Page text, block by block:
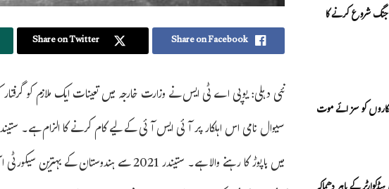
Share on Facebook
Share on Twitter
نئی دہلی: یوپی اے ٹی ایس نے وزارت خارجہ میں تعینات ایک ملازم کو
سیوال نامی اس اہلکار پر آئی ایس آئی کے لیے کام کرنے کا الزام ہے۔
میں ہاپوڑ کا رہنے والا ہے۔ ستیندر 2021 سے ہندوستان کے بہترین سیکورٹی اسسٹنٹ(IBSA)کے طور پر تعینات ہے۔
شروع کرنے کا